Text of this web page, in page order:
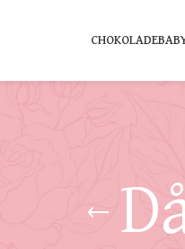
CHOKOLADE